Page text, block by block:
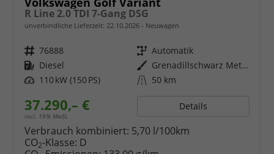
R Line 2.0 TDI 7-Gang DSG
unverbindliche Lieferzeit: 22.10.2026 Neuwagen
Fahrzeugnr. 76888 Getriebe Automatik
Kraftstoff Diesel Außenfarbe
Grenadillschwarz Metallic
Leistung 110 kW (150 PS) Kilometerstand 50 km
37.290,– €
incl. 19% MwSt.
Details
Verbrauch kombiniert: 5,70 l/100km
CO2-Klasse: D